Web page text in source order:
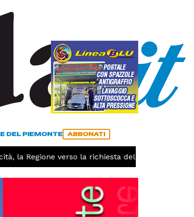
DEL PIEMONTE ABBONATI
la Regione verso la richiesta dello stato di